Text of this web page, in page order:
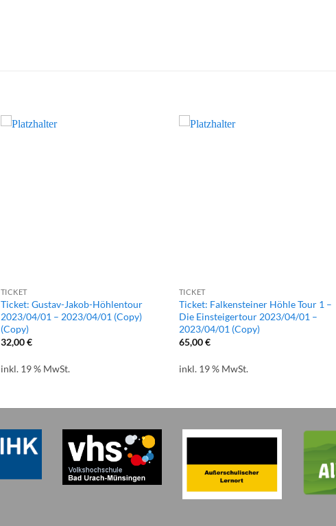
TICKET
Ticket: Gustav-Jakob-Höhlentour
2023/04/01 – 2023/04/01 (Copy)
(Copy)
32,00€
inkl. 19 % MwSt.
TICKET
Ticket: Falkensteiner Höhle Tour 1 –
Die Einsteigertour 2023/04/01 –
2023/04/01 (Copy)
65,00€
inkl. 19 % MwSt.